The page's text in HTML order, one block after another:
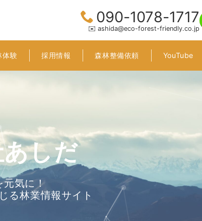
090-1078-1717
✉️ ashida@eco-forest-friendly.co.jp
体験 採用情報 森林整備依頼 YouTube
しだ
元気に！
る林業情報サイト